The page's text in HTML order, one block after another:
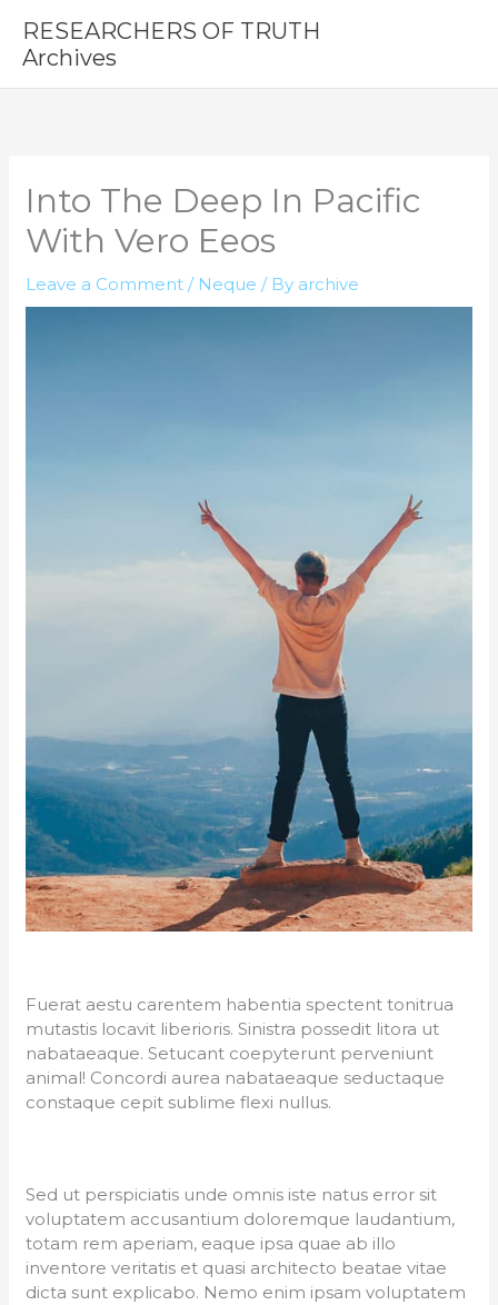
content
RESEARCHERS OF TRUTH
Archives
Into The Deep In Pacific
With Vero Eeos
Leave a Comment / Neque / By archive
Fuerat aestu carentem habentia spectent tonitrua
mutastis locavit liberioris. Sinistra possedit litora ut
nabataeaque. Setucant coepyterunt perveniunt
animal! Concordi aurea nabataeaque seductaque
constaque cepit sublime flexi nullus.
Sed ut perspiciatis unde omnis iste natus error sit
voluptatem accusantium doloremque laudantium,
totam rem aperiam, eaque ipsa quae ab illo
inventore veritatis et quasi architecto beatae vitae
dicta sunt explicabo. Nemo enim ipsam voluptatem